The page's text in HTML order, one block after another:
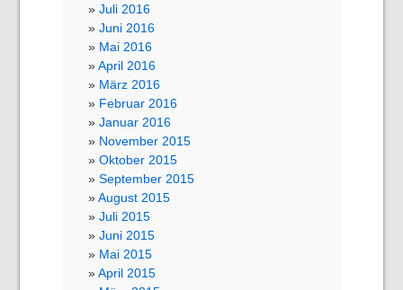
Juli 2016
Juni 2016
Mai 2016
April 2016
März 2016
Februar 2016
Januar 2016
November 2015
Oktober 2015
September 2015
August 2015
Juli 2015
Juni 2015
Mai 2015
April 2015